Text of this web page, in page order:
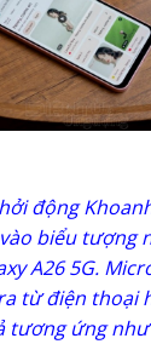
động
biểu tượng
A26 5G.
từ điện thoại
tương ứng